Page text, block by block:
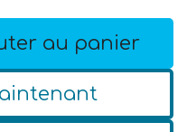
au panier